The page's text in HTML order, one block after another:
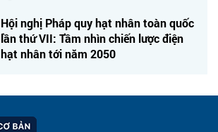
Hội nghị Pháp quy hạt nhân toàn quốc
lần thứ VII: Tầm nhìn chiến lược điện
hạt nhân tới năm 2050